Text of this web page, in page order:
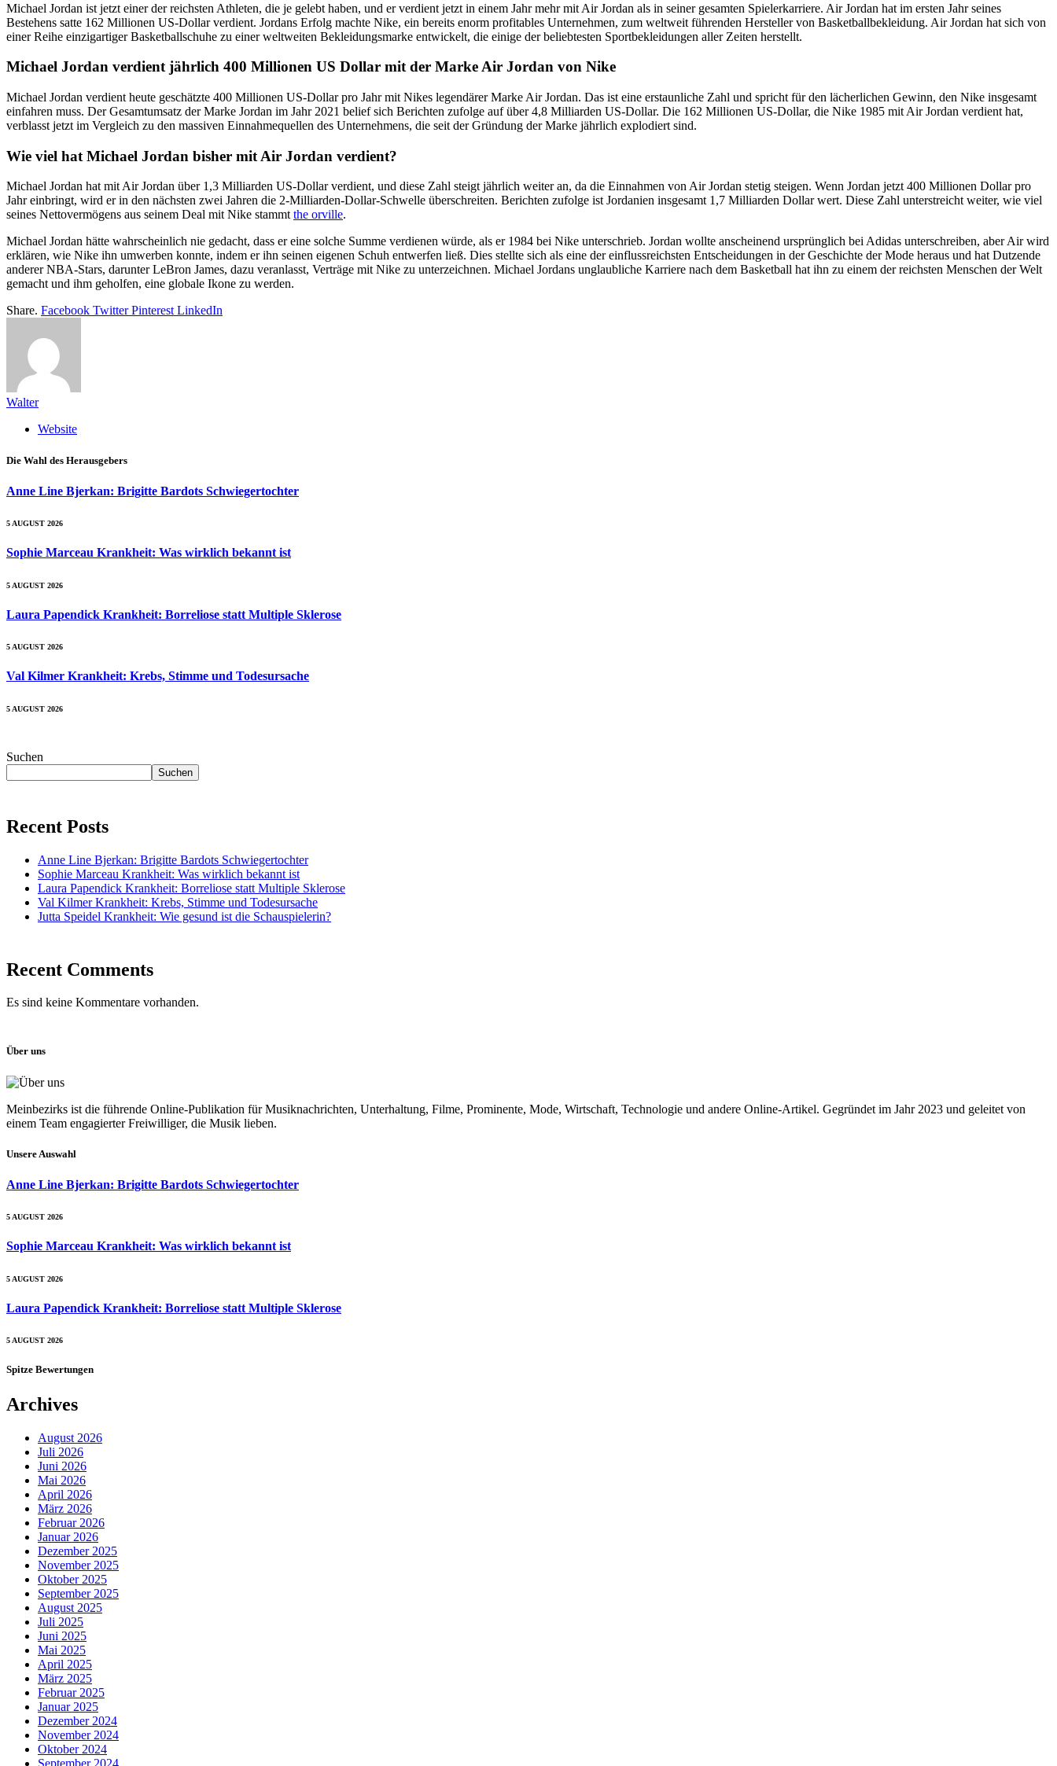
Michael Jordan ist jetzt einer der reichsten Athleten, die je gelebt haben, und er verdient jetzt in einem Jahr mehr mit Air Jordan als in seiner gesamten Spielerkarriere. Air Jordan hat im ersten Jahr seines
Bestehens satte 162 Millionen US-Dollar verdient. Jordans Erfolg machte Nike, ein bereits enorm profitables Unternehmen, zum weltweit führenden Hersteller von Basketballbekleidung. Air Jordan hat sich von
einer Reihe einzigartiger Basketballschuhe zu einer weltweiten Bekleidungsmarke entwickelt, die einige der beliebtesten Sportbekleidungen aller Zeiten herstellt.
Michael Jordan verdient jährlich 400 Millionen US Dollar mit der Marke Air Jordan von Nike
Michael Jordan verdient heute geschätzte 400 Millionen US-Dollar pro Jahr mit Nikes legendärer Marke Air Jordan. Das ist eine erstaunliche Zahl und spricht für den lächerlichen Gewinn, den Nike insgesamt
einfahren muss. Der Gesamtumsatz der Marke Jordan im Jahr 2021 belief sich Berichten zufolge auf über 4,8 Milliarden US-Dollar. Die 162 Millionen US-Dollar, die Nike 1985 mit Air Jordan verdient hat,
verblasst jetzt im Vergleich zu den massiven Einnahmequellen des Unternehmens, die seit der Gründung der Marke jährlich explodiert sind.
Wie viel hat Michael Jordan bisher mit Air Jordan verdient?
Michael Jordan hat mit Air Jordan über 1,3 Milliarden US-Dollar verdient, und diese Zahl steigt jährlich weiter an, da die Einnahmen von Air Jordan stetig steigen. Wenn Jordan jetzt 400 Millionen Dollar pro
Jahr einbringt, wird er in den nächsten zwei Jahren die 2-Milliarden-Dollar-Schwelle überschreiten. Berichten zufolge ist Jordanien insgesamt 1,7 Milliarden Dollar wert. Diese Zahl unterstreicht weiter, wie viel
seines Nettovermögens aus seinem Deal mit Nike stammtthe orville.
Michael Jordan hätte wahrscheinlich nie gedacht, dass er eine solche Summe verdienen würde, als er 1984 bei Nike unterschrieb. Jordan wollte anscheinend ursprünglich bei Adidas unterschreiben, aber Air wird
erklären, wie Nike ihn umwerben konnte, indem er ihn seinen eigenen Schuh entwerfen ließ. Dies stellte sich als eine der einflussreichsten Entscheidungen in der Geschichte der Mode heraus und hat Dutzende
anderer NBA-Stars, darunter LeBron James, dazu veranlasst, Verträge mit Nike zu unterzeichnen. Michael Jordans unglaubliche Karriere nach dem Basketball hat ihn zu einem der reichsten Menschen der Welt
gemacht und ihm geholfen, eine globale Ikone zu werden.
Share. Facebook Twitter Pinterest LinkedIn
Walter
Website
Die Wahl des Herausgebers
Anne Line Bjerkan: Brigitte Bardots Schwiegertochter
5 AUGUST 2026
Sophie Marceau Krankheit: Was wirklich bekannt ist
5 AUGUST 2026
Laura Papendick Krankheit: Borreliose statt Multiple Sklerose
5 AUGUST 2026
Val Kilmer Krankheit: Krebs, Stimme und Todesursache
5 AUGUST 2026
Suchen
Suchen
Recent Posts
Anne Line Bjerkan: Brigitte Bardots Schwiegertochter
Sophie Marceau Krankheit: Was wirklich bekannt ist
Laura Papendick Krankheit: Borreliose statt Multiple Sklerose
Val Kilmer Krankheit: Krebs, Stimme und Todesursache
Jutta Speidel Krankheit: Wie gesund ist die Schauspielerin?
Recent Comments
Es sind keine Kommentare vorhanden.
Über uns
Meinbezirks ist die führende Online-Publikation für Musiknachrichten, Unterhaltung, Filme, Prominente, Mode, Wirtschaft, Technologie und andere Online-Artikel. Gegründet im Jahr 2023 und geleitet von
einem Team engagierter Freiwilliger, die Musik lieben.
Unsere Auswahl
Anne Line Bjerkan: Brigitte Bardots Schwiegertochter
5 AUGUST 2026
Sophie Marceau Krankheit: Was wirklich bekannt ist
5 AUGUST 2026
Laura Papendick Krankheit: Borreliose statt Multiple Sklerose
5 AUGUST 2026
Spitze Bewertungen
Archives
August 2026
Juli 2026
Juni 2026
Mai 2026
April 2026
März 2026
Februar 2026
Januar 2026
Dezember 2025
November 2025
Oktober 2025
September 2025
August 2025
Juli 2025
Juni 2025
Mai 2025
April 2025
März 2025
Februar 2025
Januar 2025
Dezember 2024
November 2024
Oktober 2024
September 2024